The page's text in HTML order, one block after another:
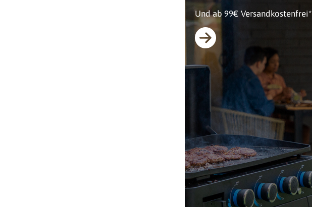
Und ab 99€ Versandkostenfrei*